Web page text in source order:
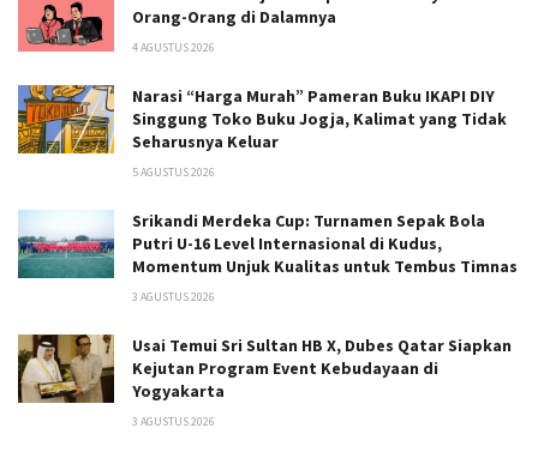
Orang-Orang di Dalamnya
4 AGUSTUS 2026
Narasi “Harga Murah” Pameran Buku IKAPI DIY
Singgung Toko Buku Jogja, Kalimat yang Tidak
Seharusnya Keluar
5 AGUSTUS 2026
Srikandi Merdeka Cup: Turnamen Sepak Bola
Putri U-16 Level Internasional di Kudus,
Momentum Unjuk Kualitas untuk Tembus Timnas
3 AGUSTUS 2026
Usai Temui Sri Sultan HB X, Dubes Qatar Siapkan
Kejutan Program Event Kebudayaan di
Yogyakarta
3 AGUSTUS 2026